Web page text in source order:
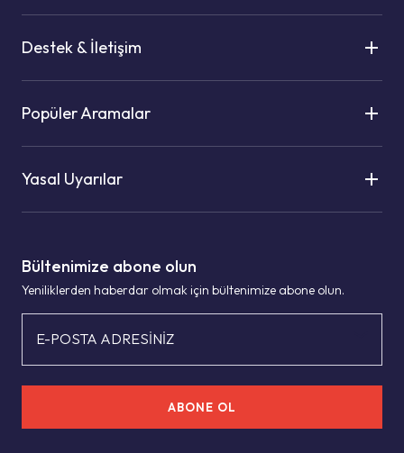
Bültenimize abone olun
Yeniliklerden haberdar olmak için bültenimize abone olun.
E-POSTA ADRESİNİZ
ABONE OL
Destek & İletişim
Popüler Aramalar
Yasal Uyarılar